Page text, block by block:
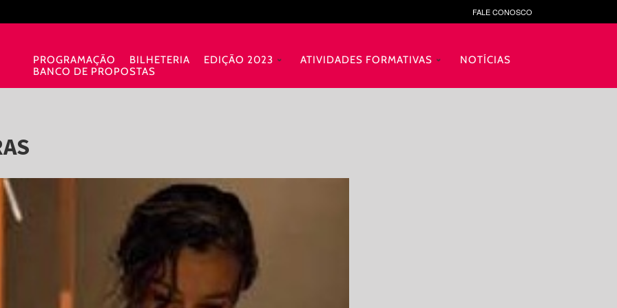
FALE CONOSCO
PROGRAMAÇÃO BILHETERIA EDIÇÃO 2023 ATIVIDADES FORMATIVAS
NOTÍCIAS
BANCO DE PROPOSTAS